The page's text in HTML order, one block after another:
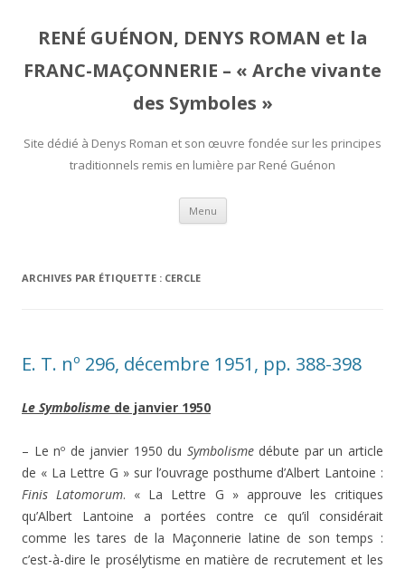
RENÉ GUÉNON, DENYS ROMAN et la
FRANC-MAÇONNERIE – « Arche vivante
des Symboles »
Site dédié à Denys Roman et son œuvre fondée sur les principes
traditionnels remis en lumière par René Guénon
Menu Aller
contenu
ARCHIVES PAR ÉTIQUETTE : CERCLE
E. T. nº 296, décembre 1951, pp. 388-398
Le Symbolisme de janvier 1950
– Le nº de janvier 1950 du Symbolismedébute par un article
de « La Lettre G » sur l’ouvrage posthume d’Albert Lantoine :
Finis Latomorum. « La Lettre G » approuve les critiques
qu’Albert Lantoine a portées contre ce qu’il considérait
comme les tares de la Maçonnerie latine de son temps :
c’est-à-dire le prosélytisme en matière de recrutement et les